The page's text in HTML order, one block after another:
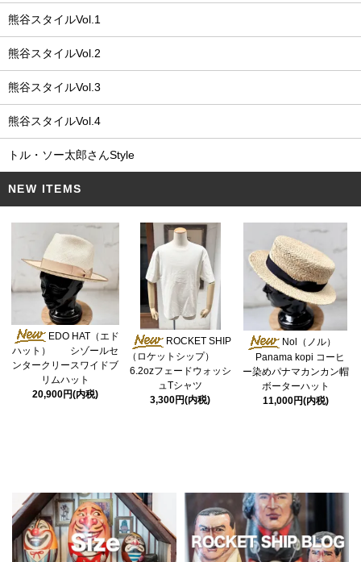
熊谷スタイルVol.1
熊谷スタイルVol.2
熊谷スタイルVol.3
熊谷スタイルVol.4
トル・ソー太郎さんStyle
NEW ITEMS
EDO HAT（エド
ハット） シゾールセ
ンタークリースワイドブ
リムハット
20,900円(内税)
ROCKET SHIP
（ロケットシップ）
6.2ozフェードウォッシ
ュTシャツ
3,300円(内税)
Nol（ノル）
Panama kopi コーヒ
ー染めパナマカンカン帽
ボーターハット
11,000円(内税)